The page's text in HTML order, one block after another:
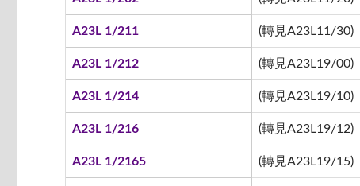
A23L 1/211 (轉見A23L11/30)
A23L 1/212 (轉見A23L19/00)
A23L 1/214 (轉見A23L19/10)
A23L 1/216 (轉見A23L19/12)
A23L 1/2165 (轉見A23L19/15)